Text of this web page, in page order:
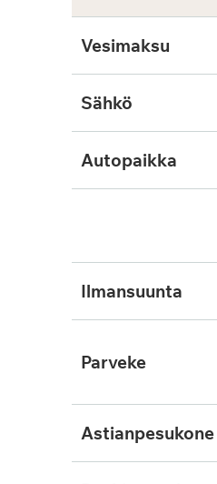
Vesimaksu
Sähkö
Autopaikka
ilmansuunta
parveke
astianpesukone